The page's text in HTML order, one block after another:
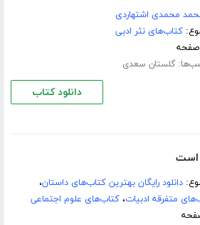
محمدی اشتهاردی
کتاب‌های نثر ادبی
گلستان سعدی
دانلود کتاب
است
دانلود رایگان بهترین کتاب‌های داستان،
متفرقه ادبیات،کتاب‌های علوم اجتماعی